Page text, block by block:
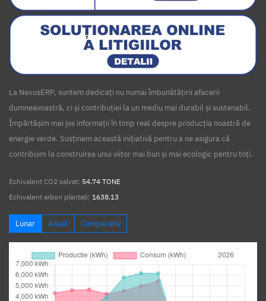
La NexusERP, suntem dedicați nu numai îmbunătățirii afacerii
dumneavoastră, ci și contribuției la un mediu mai durabil și sustenabil.
Împărtășim mai jos informații în timp real despre producția noastră de
energie verde. Susținem această inițiativă pentru a ne asigura că
contribuim la construirea unui viitor mai bun și mai ecologic pentru toți.
Echivalent CO2 salvat: 54.74 TONE
Echivalent arbori plantați: 1638.13
Lunar Anual Comparativ